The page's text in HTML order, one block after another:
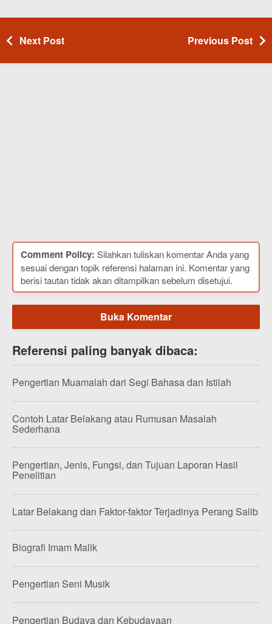
Next Post Previous Post
Comment Policy: Silahkan tuliskan komentar Anda yang
sesuai dengan topik referensi halaman ini. Komentar yang
berisi tautan tidak akan ditampilkan sebelum disetujui.
Buka Komentar
Referensi paling banyak dibaca:
Pengertian Muamalah dari Segi Bahasa dan Istilah
Contoh Latar Belakang atau Rumusan Masalah
Sederhana
Pengertian, Jenis, Fungsi, dan Tujuan Laporan Hasil
Penelitian
Latar Belakang dan Faktor-faktor Terjadinya Perang Salib
Biografi Imam Malik
Pengertian Seni Musik
Pengertian Budaya dan Kebudayaan